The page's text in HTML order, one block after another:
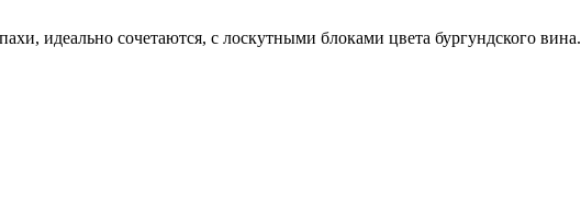
идеально сочетаются, с лоскутными блоками цвета бургундского вина.